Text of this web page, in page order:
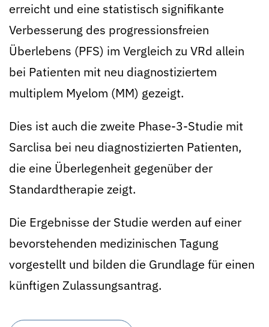
erreicht und eine statistisch signifikante
Verbesserung des progressionsfreien
Überlebens (PFS) im Vergleich zu VRd allein
bei Patienten mit neu diagnostiziertem
multiplem Myelom (MM) gezeigt.
Dies ist auch die zweite Phase-3-Studie mit
Sarclisa bei neu diagnostizierten Patienten,
die eine Überlegenheit gegenüber der
Standardtherapie zeigt.
Die Ergebnisse der Studie werden auf einer
bevorstehenden medizinischen Tagung
vorgestellt und bilden die Grundlage für einen
künftigen Zulassungsantrag.